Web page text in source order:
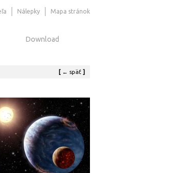
Mapa stránok
Nálepky
Download
[ ← späť ]